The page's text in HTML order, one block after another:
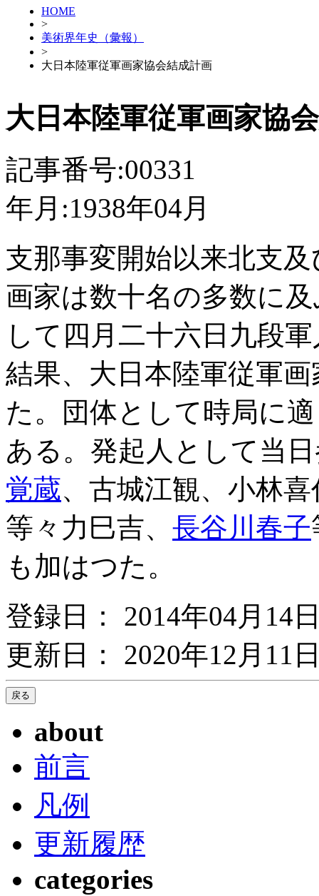
HOME
>
美術界年史（彙報）
>
大日本陸軍従軍画家協会結成計画
大日本陸軍従軍画家協
記事番号:00331
年月:1938年04月
支那事変開始以来北支
画家は数十名の多数に
して四月二十六日九段
結果、大日本陸軍従軍
た。団体として時局に
ある。発起人として当
覚蔵、古城江観、小林
等々力巳吉、 長谷川春子
も加はつた。
登録日： 2014年04月14
更新日： 2020年12月11
about
前言
凡例
更新履歴
categories